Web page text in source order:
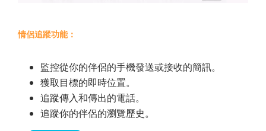
情侶追蹤功能：
監控從你的伴侶的手機發送或接收的簡訊。
獲取目標的即時位置。
追蹤傳入和傳出的電話。
追蹤你的伴侶的瀏覽歷史。